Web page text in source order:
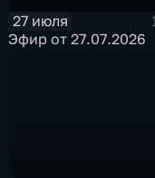
27 июля
Эфир от 27.07.2026